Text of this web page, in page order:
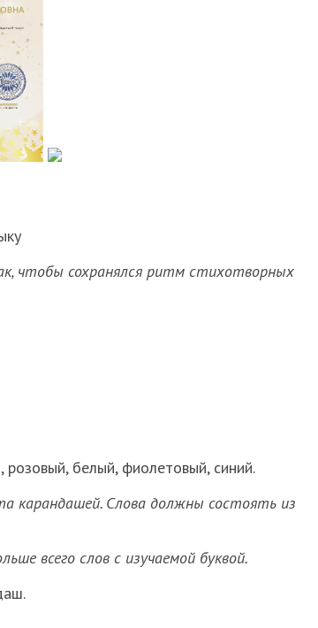
чтобы сохранялся ритм стихотворных
розовый, белый, фиолетовый, синий.
карандашей. Слова должны состоять из
всего слов с изучаемой буквой.